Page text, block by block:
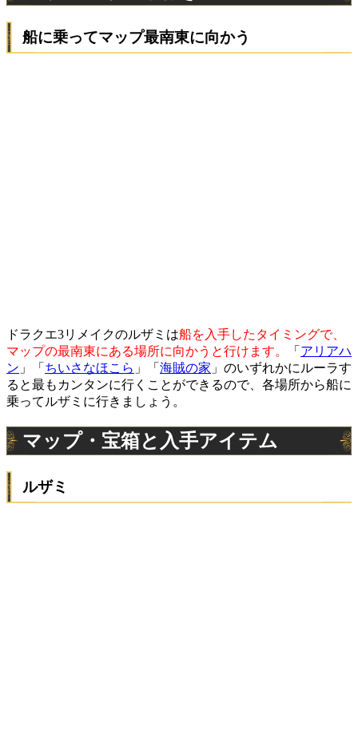
船に乗ってマップ最南東に向かう
ドラクエ3リメイクのルザミは船を入手したタイミングで、
マップの最南東にある場所に向かうと行けます。
「 アリアハ
ン 」「 ちいさなほこら 」「 海賊の家 」のいずれかにルーラす
ると最もカンタンに行くことができるので、各場所から船に
乗ってルザミに行きましょう。
マップ・宝箱と入手アイテム
ルザミ